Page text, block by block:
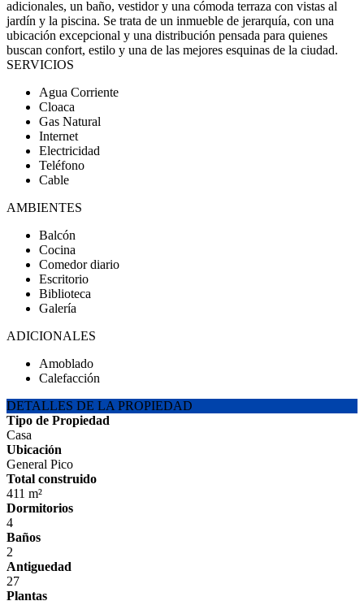
adicionales, un baño, vestidor y una cómoda terraza con vistas al
jardín y la piscina. Se trata de un inmueble de jerarquía, con una
ubicación excepcional y una distribución pensada para quienes
buscan confort, estilo y una de las mejores esquinas de la ciudad.
SERVICIOS
Agua Corriente
Cloaca
Gas Natural
Internet
Electricidad
Teléfono
Cable
AMBIENTES
Balcón
Cocina
Comedor diario
Escritorio
Biblioteca
Galería
ADICIONALES
Amoblado
Calefacción
DETALLES DE LA PROPIEDAD
Tipo de Propiedad
Casa
Ubicación
General Pico
Total construido
411 m²
Dormitorios
4
Baños
2
Antiguedad
27
Plantas